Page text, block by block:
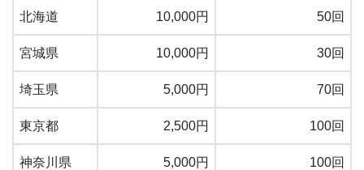
北海道 10,000円 50回
宮城県 10,000円 30回
埼玉県 5,000円 70回
東京都 2,500円 100回
神奈川県 5,000円 100回